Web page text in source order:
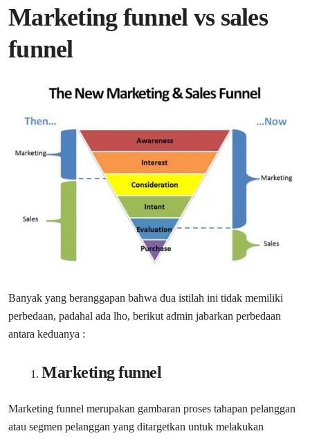
Marketing funnel vs sales
funnel
Banyak yang beranggapan bahwa dua istilah ini tidak memiliki
perbedaan, padahal ada lho, berikut admin jabarkan perbedaan
antara keduanya :
Marketing funnel
Marketing funnel merupakan gambaran proses tahapan pelanggan
atau segmen pelanggan yang ditargetkan untuk melakukan